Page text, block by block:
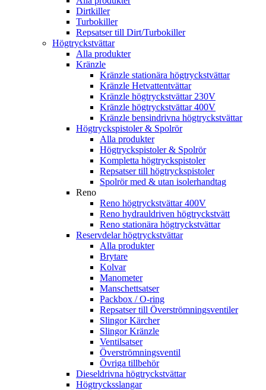
Dirtkiller
Turbokiller
Repsatser till Dirt/Turbokiller
Högtryckstvättar
Alla produkter
Kränzle
Kränzle stationära högtryckstvättar
Kränzle Hetvattentvättar
Kränzle högtryckstvättar 230V
Kränzle högtryckstvättar 400V
Kränzle bensindrivna högtryckstvättar
Högtryckspistoler & Spolrör
Alla produkter
Högtryckspistoler & Spolrör
Kompletta högtryckspistoler
Repsatser till högtryckspistoler
Spolrör med & utan isolerhandtag
Reno
Reno högtryckstvättar 400V
Reno hydrauldriven högtryckstvätt
Reno stationära högtryckstvättar
Reservdelar högtryckstvättar
Alla produkter
Brytare
Kolvar
Manometer
Manschettsatser
Packbox / O-ring
Repsatser till Överströmningsventiler
Slingor Kärcher
Slingor Kränzle
Ventilsatser
Överströmningsventil
Övriga tillbehör
Dieseldrivna högtryckstvättar
Högtrycksslangar